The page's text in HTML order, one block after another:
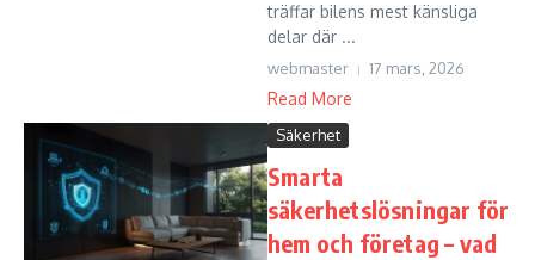
träffar bilens mest känsliga
delar där ...
webmaster 17 mars, 2026
Read More
Säkerhet
Smarta
säkerhetslösningar för
hem och företag – vad